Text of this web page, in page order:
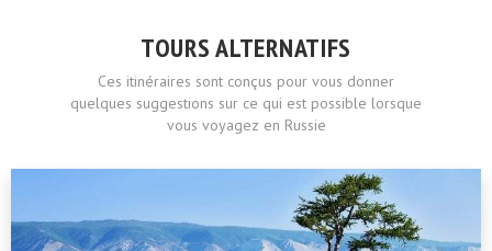
TOURS ALTERNATIFS
Ces itinéraires sont conçus pour vous donner
quelques suggestions sur ce qui est possible lorsque
vous voyagez en Russie